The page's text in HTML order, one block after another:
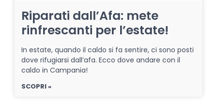
Riparati dall’Afa: mete
rinfrescanti per l’estate!
In estate, quando il caldo si fa sentire, ci sono posti
dove rifugiarsi dall’afa. Ecco dove andare con il
caldo in Campania!
SCOPRI »